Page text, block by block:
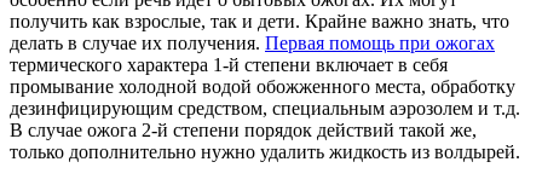
получить как взрослые, так и дети. Крайне важно знать, что
делать в случае их получения. Первая помощь при ожогах
термического характера 1-й степени включает в себя
промывание холодной водой обожженного места, обработку
дезинфицирующим средством, специальным аэрозолем и т.д.
В случае ожога 2-й степени порядок действий такой же,
только дополнительно нужно удалить жидкость из волдырей.